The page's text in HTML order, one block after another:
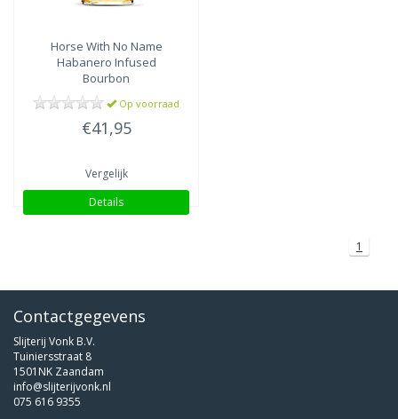
Horse With No Name
Habanero Infused
Bourbon
Op voorraad
€41,95
Vergelijk
Details
1
Contactgegevens
Slijterij Vonk B.V.
Tuiniersstraat 8
1501NK Zaandam
info@slijterijvonk.nl
075 616 9355